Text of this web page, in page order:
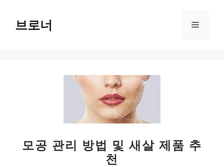
브로너 메
모공 관리 방법 및 새살 제품 추
천